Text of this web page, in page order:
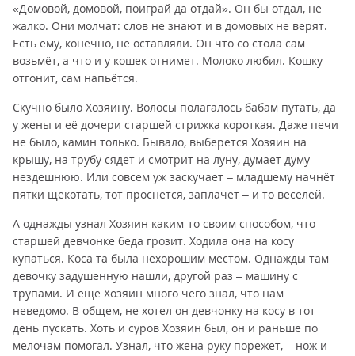
«Домовой, домовой, поиграй да отдай». Он бы отдал, не
жалко. Они молчат: слов не знают и в домовых не верят.
Есть ему, конечно, не оставляли. Он что со стола сам
возьмёт, а что и у кошек отнимет. Молоко любил. Кошку
отгонит, сам напьётся.
Скучно было Хозяину. Волосы полагалось бабам путать, да
у жены и её дочери старшей стрижка короткая. Даже печи
не было, камин только. Бывало, выберется Хозяин на
крышу, на трубу сядет и смотрит на луну, думает думу
нездешнюю. Или совсем уж заскучает – младшему начнёт
пятки щекотать, тот проснётся, заплачет – и то веселей.
А однажды узнал Хозяин каким-то своим способом, что
старшей девчонке беда грозит. Ходила она на косу
купаться. Коса та была нехорошим местом. Однажды там
девочку задушенную нашли, другой раз – машину с
трупами. И ещё Хозяин много чего знал, что нам
неведомо. В общем, не хотел он девчонку на косу в тот
день пускать. Хоть и суров Хозяин был, он и раньше по
мелочам помогал. Узнал, что жена руку порежет, – нож и